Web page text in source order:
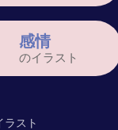
ラスト
感情
のイラスト